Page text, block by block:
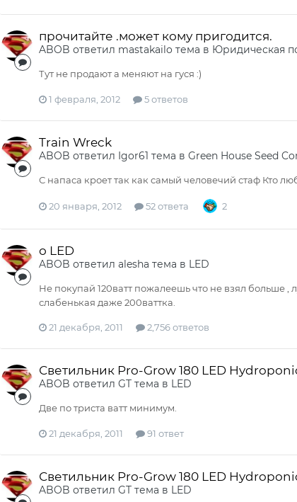
прочитайте .может кому пригодится.
ABOB ответил mastakailo тема в Юридическая
Тут не продают а меняют на гуся :)
1 февраля, 2012 5 ответов
Train Wreck
ABOB ответил Igor61 тема в Green House Seed
С напаса кроет так как самый человечий стаф Кто
20 января, 2012 52 ответа 2
о LED
ABOB ответил alesha тема в LED
Не покупай 120ватт пожалеешь что не взял больше ,
слабенькая даже 200ваттка.
21 декабря, 2011 2,756 ответов
Светильник Pro-Grow 180 LED
ABOB ответил GTтема в LED
Две по триста ватт минимум.
21 декабря, 2011 91 ответ
Светильник Pro-Grow 180 LED
ABOB ответил GTтема в LED